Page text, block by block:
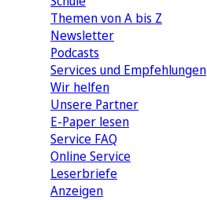
Themen von A bis Z
Newsletter
Podcasts
Services und Empfehlungen
Wir helfen
Unsere Partner
E-Paper lesen
Service FAQ
Online Service
Leserbriefe
Anzeigen